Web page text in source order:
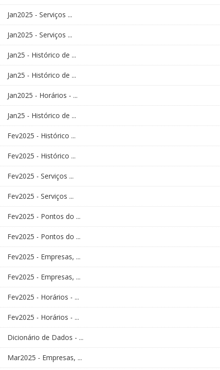
Jan2025 - Serviços ...
Jan2025 - Serviços ...
Jan25 - Histórico de ...
Jan25 - Histórico de ...
Jan2025 - Horários - ...
Jan25 - Histórico de ...
Fev2025 - Histórico ...
Fev2025 - Histórico ...
Fev2025 - Serviços ...
Fev2025 - Serviços ...
Fev2025 - Pontos do ...
Fev2025 - Pontos do ...
Fev2025 - Empresas, ...
Fev2025 - Empresas, ...
Fev2025 - Horários - ...
Fev2025 - Horários - ...
Dicionário de Dados - ...
Mar2025 - Empresas, ...